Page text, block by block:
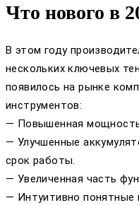
Что нового в
В этом году
нескольких ключевых
появилось на рынке
инструментов:
— Повышенная мощность
— Улучшенные
срок работы.
— Увеличенная часть
— Интуитивно понятные